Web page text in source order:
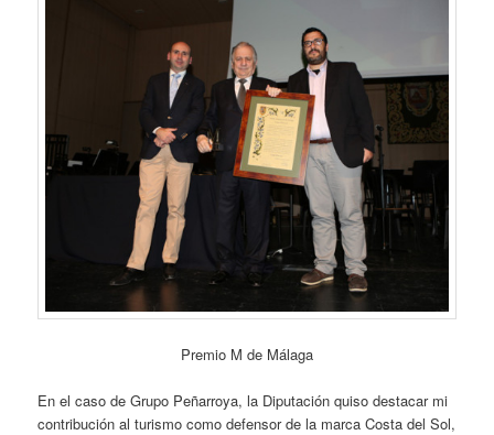
Premio M de Málaga
En el caso de Grupo Peñarroya, la Diputación quiso destacar mi
contribución al turismo como defensor de la marca Costa del Sol,